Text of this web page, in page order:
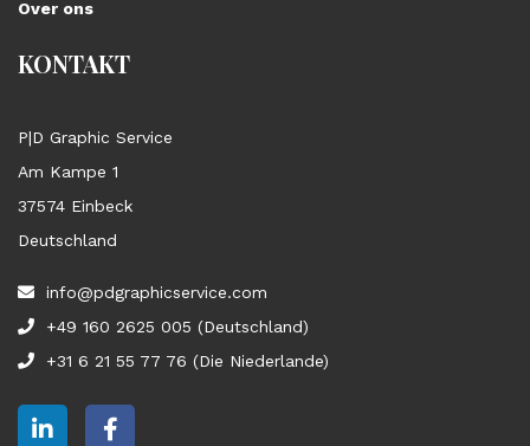
Over ons
KONTAKT
P|D Graphic Service
Am Kampe 1
37574 Einbeck
Deutschland
info@pdgraphicservice.com
+49 160 2625 005 (Deutschland)
+31 6 21 55 77 76 (Die Niederlande)